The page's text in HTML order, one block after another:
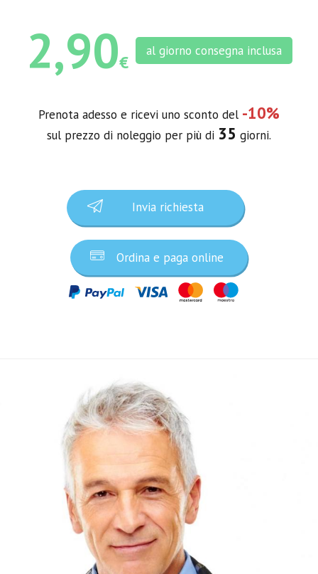
2,90€
al giorno consegna inclusa
Prenota adesso e ricevi uno sconto del -10%
sul prezzo di noleggio per più di 35 giorni.
Invia richiesta
Ordina e paga online